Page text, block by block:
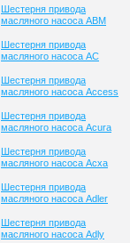
Шестерня привода
масляного насоса ABM
Шестерня привода
масляного насоса AC
Шестерня привода
масляного насоса Access
Шестерня привода
масляного насоса Acura
Шестерня привода
масляного насоса Acxa
Шестерня привода
масляного насоса Adler
Шестерня привода
масляного насоса Adly